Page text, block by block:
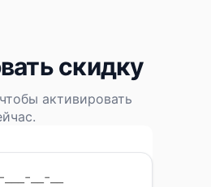
скидку
активировать